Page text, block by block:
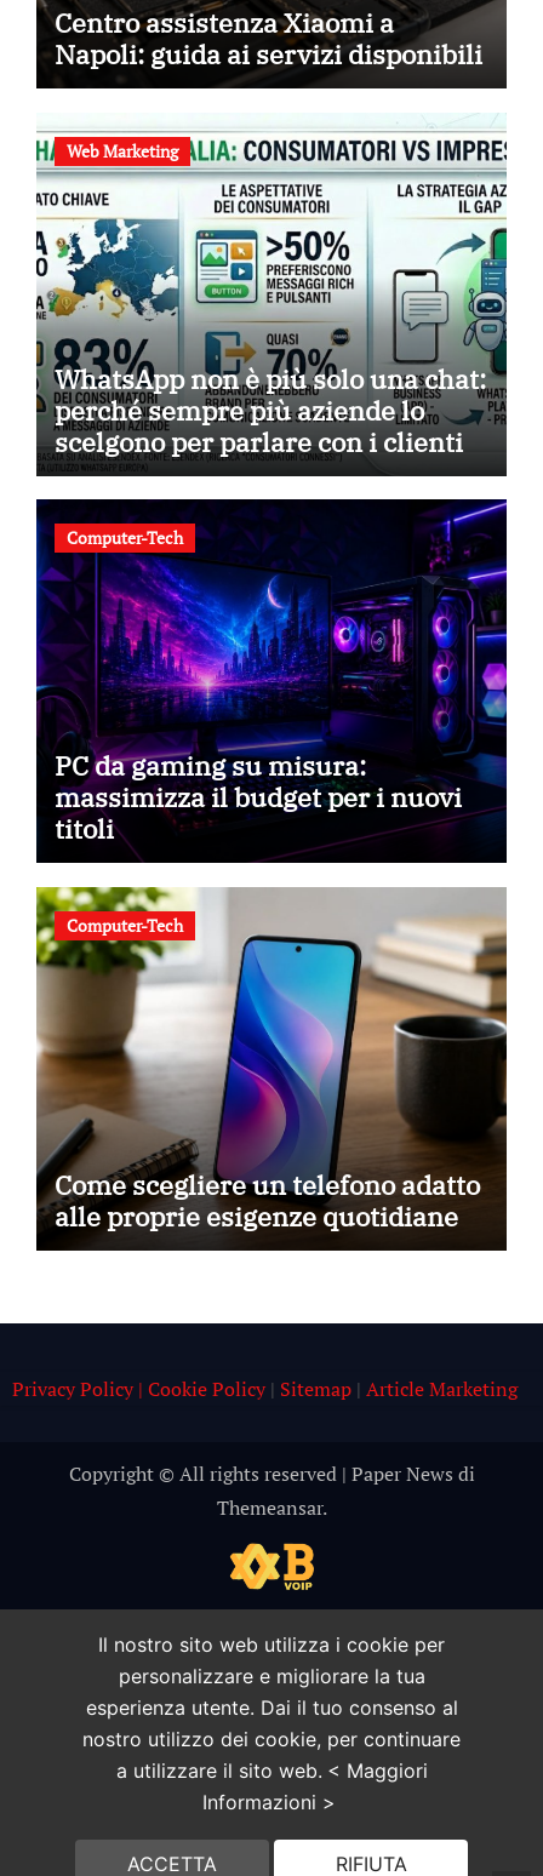
Centro assistenza Xiaomi a
Napoli: guida ai servizi disponibili
Web Marketing
WhatsApp non è più solo una chat:
perché sempre più aziende lo
scelgono per parlare con i clienti
Computer-Tech
PC da gaming su misura:
massimizza il budget per i nuovi
titoli
Computer-Tech
Come scegliere un telefono adatto
alle proprie esigenze quotidiane
Privacy Policy | Cookie Policy| Sitemap| Article Marketing
Copyright © All rights reserved | Paper News di
Themeansar.
Il nostro sito web utilizza i cookie per
personalizzare e migliorare la tua
esperienza utente. Dai il tuo consenso al
nostro utilizzo dei cookie, per continuare
a utilizzare il sito web. < Maggiori
Informazioni >
ACCETTA RIFIUTA